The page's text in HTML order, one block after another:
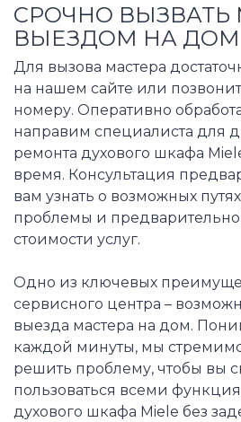
СРОЧНО ВЫЗВАТЬ
ВЫЕЗДОМ НА ДОМ
Для вызова мастера
на нашем сайте или
номеру. Оперативно
направим специалиста для
ремонта духового шкафа
время. Консультация
вам узнать о возможных
проблемы и
стоимости услуг.
Одно из ключевых
сервисного центра –
выезда мастера на дом.
каждой минуты, мы
решить проблему, чтобы вы
пользоваться всеми
духового шкафа Miele без